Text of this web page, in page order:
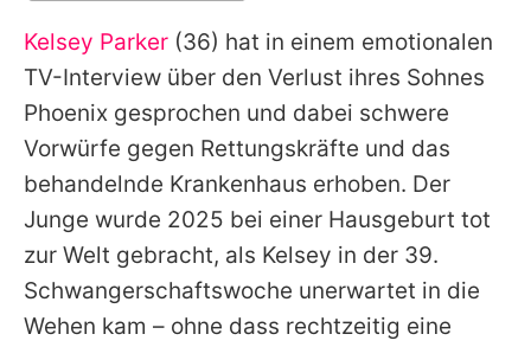
Alle Themen auf Promiflash
Jobs
App runterladen
Team
Redaktionelle Richtlinien
Impressum
Kelsey Parker (36) hat in einem emotionalen
TV-Interview über den Verlust ihres Sohnes
Phoenix gesprochen und dabei schwere
Vorwürfe gegen Rettungskräfte und das
behandelnde Krankenhaus erhoben. Der
Junge wurde 2025 bei einer Hausgeburt tot
zur Welt gebracht, als Kelsey in der 39.
Schwangerschaftswoche unerwartet in die
Wehen kam – ohne dass rechtzeitig eine